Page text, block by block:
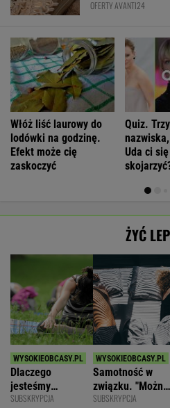
OFERTY AVANTI24
Włóż liść laurowy do
lodówki na godzinę.
Efekt może cię
zaskoczyć
Quiz.
Uda ci
ŻYĆ
Dlaczego
jesteśmy
permanentnie
SUBSKRYPCJA
Samotność w
związku. "Można
być kochaną i
SUBSKRYPCJA